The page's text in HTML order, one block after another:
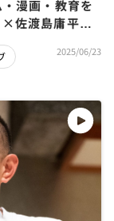
漫画・教育を
×佐渡島庸平×
2025/06/23